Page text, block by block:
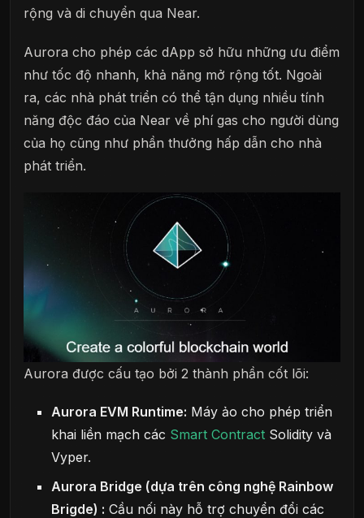
rộng và di chuyển qua Near.
Aurora cho phép các dApp sở hữu những ưu điểm
như tốc độ nhanh, khả năng mở rộng tốt. Ngoài
ra, các nhà phát triển có thể tận dụng nhiều tính
năng độc đáo của Near về phí gas cho người dùng
của họ cũng như phần thưởng hấp dẫn cho nhà
phát triển.
Aurora được cấu tạo bởi 2 thành phần cốt lõi:
Aurora EVM Runtime: Máy ảo cho phép triển
khai liền mạch các Smart Contract Solidity và
Vyper.
Aurora Bridge (dựa trên công nghệ Rainbow
Brigde) : Cầu nối này hỗ trợ chuyển đổi các